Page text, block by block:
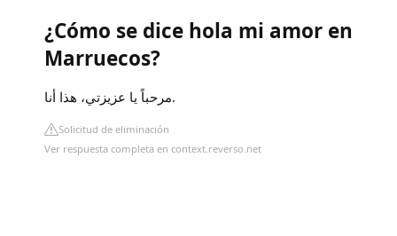
¿Cómo se dice hola mi amor en
Marruecos?
مرحباً يا عزيزتي، هذا أنا.
Solicitud de eliminación
Ver respuesta completa en context.reverso.net